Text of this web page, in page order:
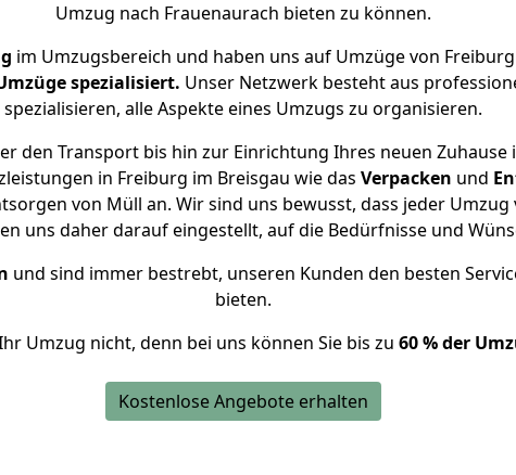
Umzug nach Frauenaurach bieten zu können.
im Umzugsbereich und haben uns auf Umzüge von
spezialisiert. Unser Netzwerk besteht aus
spezialisieren, alle Aspekte eines Umzugs zu organisieren.
den Transport bis hin zur Einrichtung Ihres neuen Zuhause
in Freiburg im Breisgau wie das Verpacken und
von Müll an. Wir sind uns bewusst, dass jeder
uns daher darauf eingestellt, auf die Bedürfnisse und
und sind immer bestrebt, unseren Kunden den besten
bieten.
Umzug nicht, denn bei uns können Sie bis zu 60 % der
Kostenlose Angebote erhalten